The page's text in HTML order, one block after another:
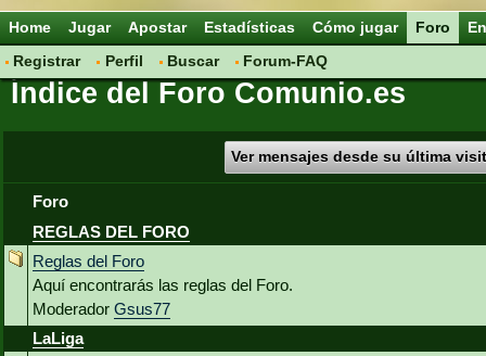
Home Jugar Apostar Estadísticas Cómo jugar
Foro
Registrar
Perfil Buscar Forum-FAQ
Índice del Foro Comunio.es
Ver mensajes desde su última
Foro
REGLAS DEL FORO
Reglas del Foro
Aquí encontrarás las reglas del Foro.
Moderador Gsus77
LaLiga